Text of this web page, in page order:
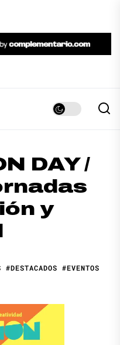
DAY /
y
#DESTACADOS #EVENTOS